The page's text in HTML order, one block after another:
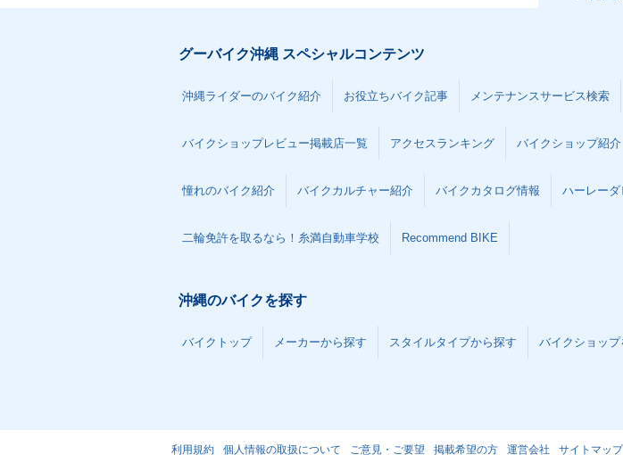
グーバイク沖縄 スペシャルコンテンツ
沖縄ライダーのバイク紹介 お役立ちバイク記事 メンテナンスサービス検索
バイクショップレビュー掲載店一覧 アクセスランキング バイクショップ紹介
憧れのバイク紹介 バイクカルチャー紹介 バイクカタログ情報 ハーレー
二輪免許を取るなら！糸満自動車学校 Recommend BIKE
沖縄のバイクを探す
バイクトップ メーカーから探す スタイルタイプから探す バイクショップ
利用規約 個人情報の取扱について ご意見・ご要望 掲載希望の方 運営会社 サイトマップ